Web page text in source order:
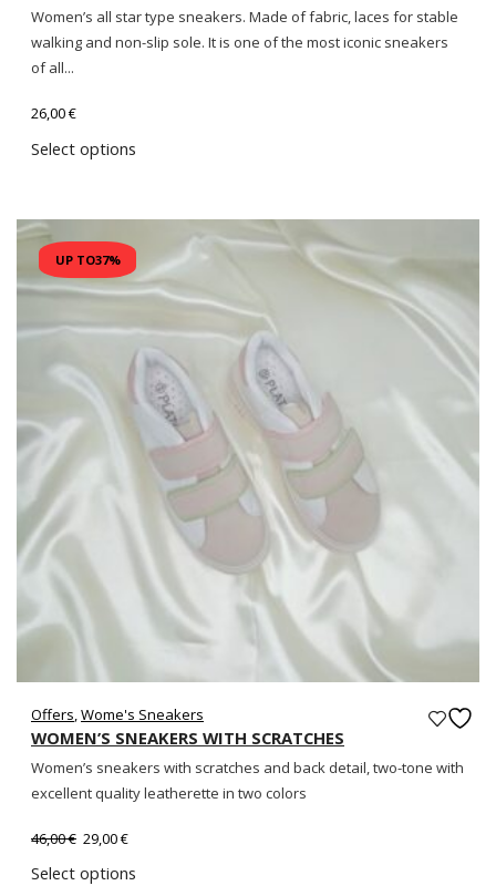
Women’s all star type sneakers. Made of fabric, laces for stable
walking and non-slip sole. It is one of the most iconic sneakers
of all...
26,00€
Select options
UP TO37%
Offers,Wome's Sneakers
WOMEN’S SNEAKERS WITH SCRATCHES
Women’s sneakers with scratches and back detail, two-tone with
excellent quality leatherette in two colors
46,00€ 29,00€
Select options